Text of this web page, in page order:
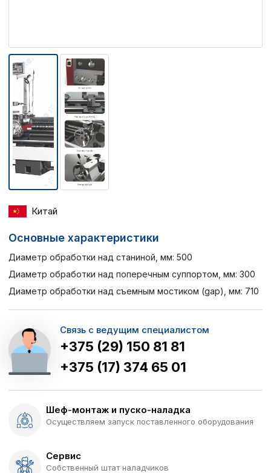
Китай
Основные характеристики
Диаметр обработки над станиной, мм: 500
Диаметр обработки над поперечным суппортом, мм: 300
Диаметр обработки над съемным мостиком (gap), мм: 710
Связь с ведущим специалистом
+375 (29) 150 81 81
+375 (17) 374 65 01
Шеф-монтаж и пуско-наладка
Осуществляем запуск поставленного оборудования
Сервис
Собственный штат наладчиков